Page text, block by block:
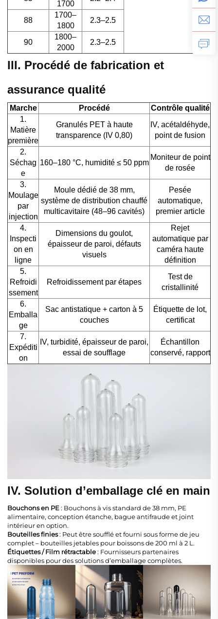
1700
88
1700–
1800
2.3–2.5
90
1800–
2000
2.3–2.5
III. Procédé de fabrication et
assurance qualité
Marche Procédé
Contrôle qualité
1.
Matière
première
Granulés PET à haute
transparence (IV 0,80)
IV, acétaldéhyde,
point de fusion
2.
Séchag
e
160–180 °C, humidité ≤ 50 ppm
Moniteur de point
de rosée
3.
Moulage
par
injection
Moule dédié de 38 mm,
système de distribution chauffé
multicavitaire (48–96 cavités)
Pesée
automatique,
premier article
4.
Inspecti
on en
ligne
Dimensions du goulot,
épaisseur de paroi, défauts
visuels
Rejet
automatique par
caméra haute
définition
5.
Refroidi
ssement
Refroidissement par étapes
Test de
cristallinité
6.
Emballa
ge
Sac antistatique + carton à 5
couches
Étiquette de lot,
certificat
7.
Expéditi
on
IV, turbidité, épaisseur de paroi,
essai de soufflage
Échantillon
conservé, rapport
IV. Solution d’emballage clé en main
Bouchons en PE: Bouchons à vis standard de 38 mm, PE
alimentaire, conception étanche, bague antifraude et joint
intérieur en option.
Bouteilles finies: Peut être soufflé et fourni sous forme de jeu
complet – bouteilles jetables pour boissons de 200 ml à 2 L.
Étiquettes / Film rétractable: Fournisseurs partenaires
disponibles pour des solutions d’emballage complètes.